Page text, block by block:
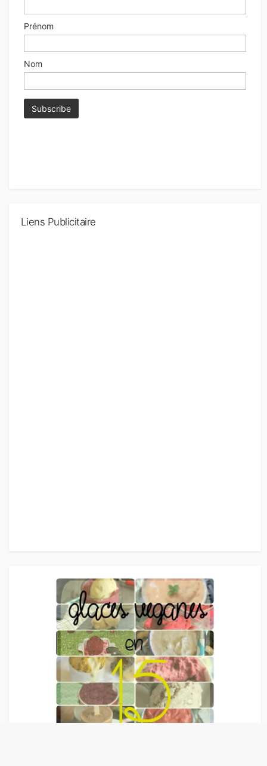
Prénom
Nom
Liens Publicitaire